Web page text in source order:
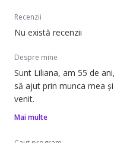
Recenzii
Nu există recenzii
Despre mine
Sunt Liliana, am 55 de
să ajut prin munca mea
venit.
Mai multe